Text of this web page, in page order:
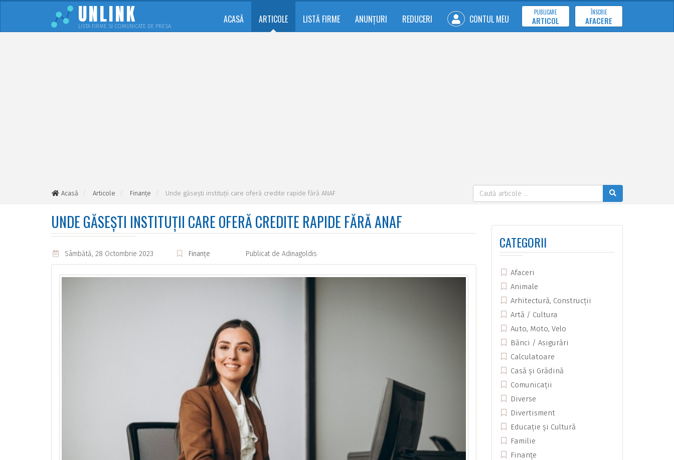
UNLINK
LISTA FIRME SI COMUNICATE DE PRESA
ACASĂ ARTICOLE LISTĂ FIRME ANUNȚURI REDUCERI CONTUL MEU
PUBLICARE
ARTICOL
ÎNSCRIE
AFACERE
Acasă Articole Finanțe Unde găsești instituții care oferă credite rapide fără ANAF
UNDE GĂSEȘTI INSTITUȚII CARE OFERĂ CREDITE RAPIDE FĂRĂ ANAF
Sâmbătă, 28 Octombrie 2023 Finanțe Publicat de Adinagoldis
CATEGORII
Afaceri
Animale
Arhitectură, Construcții
Artă / Cultura
Auto, Moto, Velo
Bănci / Asigurări
Calculatoare
Casă și Grădină
Comunicații
Diverse
Divertisment
Educație și Cultură
Familie
Finanțe